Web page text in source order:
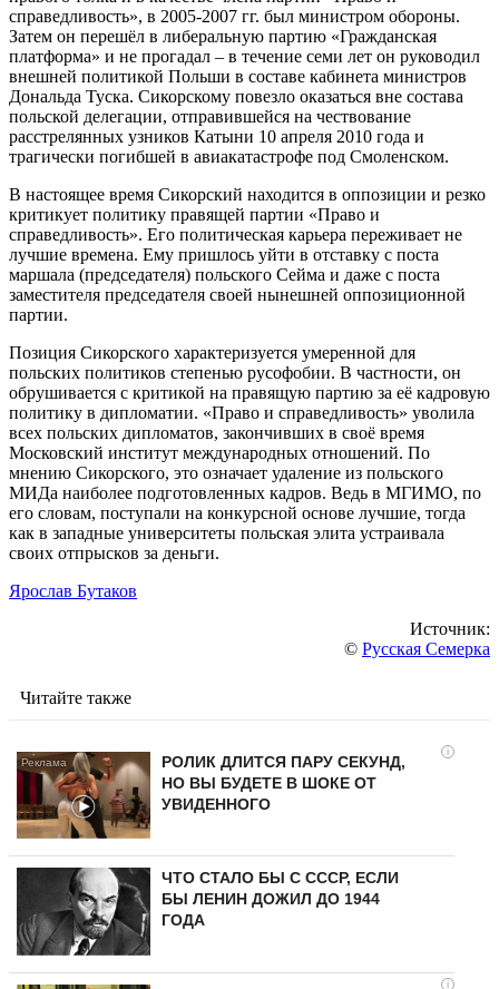
справедливость», в 2005-2007 гг. был министром обороны.
Затем он перешёл в либеральную партию «Гражданская
платформа» и не прогадал – в течение семи лет он руководил
внешней политикой Польши в составе кабинета министров
Дональда Туска. Сикорскому повезло оказаться вне состава
польской делегации, отправившейся на чествование
расстрелянных узников Катыни 10 апреля 2010 года и
трагически погибшей в авиакатастрофе под Смоленском.
В настоящее время Сикорский находится в оппозиции и резко
критикует политику правящей партии «Право и
справедливость». Его политическая карьера переживает не
лучшие времена. Ему пришлось уйти в отставку с поста
маршала (председателя) польского Сейма и даже с поста
заместителя председателя своей нынешней оппозиционной
партии.
Позиция Сикорского характеризуется умеренной для
польских политиков степенью русофобии. В частности, он
обрушивается с критикой на правящую партию за её кадровую
политику в дипломатии. «Право и справедливость» уволила
всех польских дипломатов, закончивших в своё время
Московский институт международных отношений. По
мнению Сикорского, это означает удаление из польского
МИДа наиболее подготовленных кадров. Ведь в МГИМО, по
его словам, поступали на конкурсной основе лучшие, тогда
как в западные университеты польская элита устраивала
своих отпрысков за деньги.
Ярослав Бутаков
Источник:
© Русская Семерка
Читайте также
i
РОЛИК ДЛИТСЯ ПАРУ СЕКУНД,
НО ВЫ БУДЕТЕ В ШОКЕ ОТ
УВИДЕННОГО
ЧТО СТАЛО БЫ С СССР, ЕСЛИ
БЫ ЛЕНИН ДОЖИЛ ДО 1944
ГОДА
i